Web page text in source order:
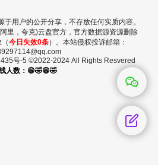
用户的公开分享，不存放任何实质内容。
里，夸克)云盘官方，官方数据源资源删除
今日失效0条）。本站侵权投诉邮箱：
号-5 ©2022-2024 All Rights Resvered
人数：😁🤣😁🤣